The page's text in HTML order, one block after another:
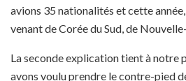
avions 35 nationalités et cette
venant de Corée du Sud, de
La seconde explication tient à notre
avons voulu prendre le contre-pied